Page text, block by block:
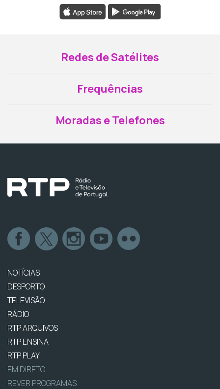
Redes de Satélites
Frequências
Moradas e Telefones
NOTÍCIAS
DESPORTO
TELEVISÃO
RÁDIO
RTP ARQUIVOS
RTP ENSINA
RTP PLAY
EM DIRETO
REVER PROGRAMAS